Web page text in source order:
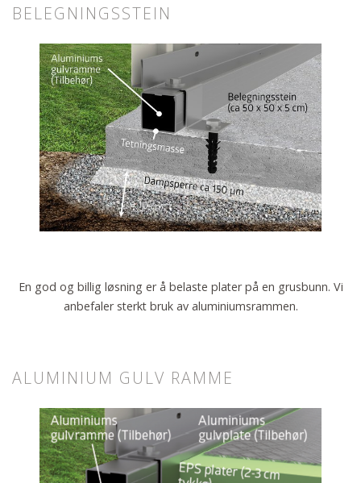
BELEGNINGSSTEIN
En god og billig løsning er å belaste plater på en grusbunn. Vi
anbefaler sterkt bruk av aluminiumsrammen.
ALUMINIUM GULV RAMME